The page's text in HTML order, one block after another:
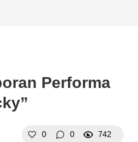
Performa
0 0 742